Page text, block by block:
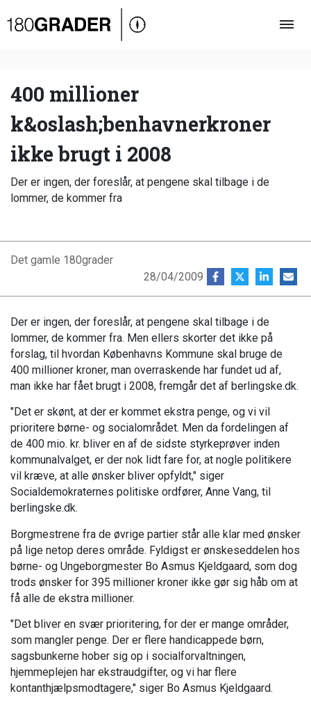
Oversigt
Debat
Video
Podcast
400 millioner
k&oslash;benhavnerkroner
ikke brugt i 2008
Der er ingen, der foreslår, at pengene skal tilbage i de
lommer, de kommer fra
Det gamle 180grader
28/04/2009
Der er ingen, der foreslår, at pengene skal tilbage i de
lommer, de kommer fra. Men ellers skorter det ikke på
forslag, til hvordan Københavns Kommune skal bruge de
400 millioner kroner, man overraskende har fundet ud af,
man ikke har fået brugt i 2008, fremgår det af berlingske.dk.
"Det er skønt, at der er kommet ekstra penge, og vi vil
prioritere børne- og socialområdet. Men da fordelingen af
de 400 mio. kr. bliver en af de sidste styrkeprøver inden
kommunalvalget, er der nok lidt fare for, at nogle politikere
vil kræve, at alle ønsker bliver opfyldt," siger
Socialdemokraternes politiske ordfører, Anne Vang, til
berlingske.dk.
Borgmestrene fra de øvrige partier står alle klar med ønsker
på lige netop deres område. Fyldigst er ønskeseddelen hos
børne- og Ungeborgmester Bo Asmus Kjeldgaard, som dog
trods ønsker for 395 millioner kroner ikke gør sig håb om at
få alle de ekstra millioner.
"Det bliver en svær prioritering, for der er mange områder,
som mangler penge. Der er flere handicappede børn,
sagsbunkerne hober sig op i socialforvaltningen,
hjemmeplejen har ekstraudgifter, og vi har flere
kontanthjælpsmodtagere," siger Bo Asmus Kjeldgaard.